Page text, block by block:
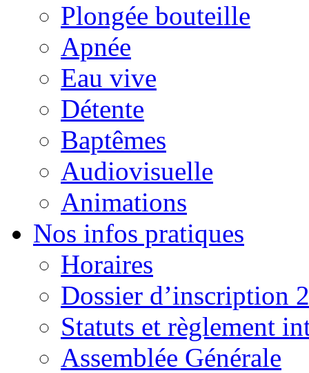
Plongée bouteille
Apnée
Eau vive
Détente
Baptêmes
Audiovisuelle
Animations
Nos infos pratiques
Horaires
Dossier d’inscription
Statuts et règlement
Assemblée Générale